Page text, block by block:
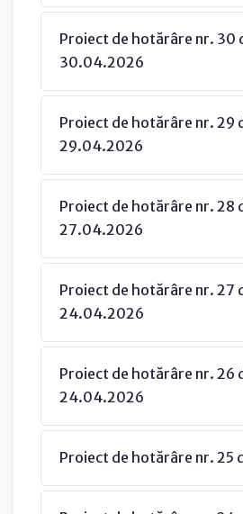
Proiect de hotărâre nr. 30
30.04.2026
Proiect de hotărâre nr. 29
29.04.2026
Proiect de hotărâre nr. 28
27.04.2026
Proiect de hotărâre nr. 27
24.04.2026
Proiect de hotărâre nr. 26
24.04.2026
Proiect de hotărâre nr. 25